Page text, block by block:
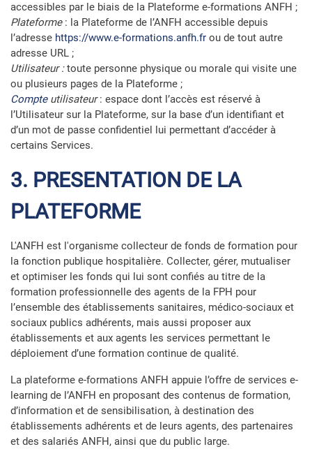
accessibles par le biais de la Plateforme e-formations ANFH ;
Plateforme : la Plateforme de l’ANFH accessible depuis
l’adresse https://www.e-formations.anfh.fr ou de tout autre
adresse URL ;
Utilisateur :toute personne physique ou morale qui visite une
ou plusieurs pages de la Plateforme ;
Compteutilisateur: espace dont l’accès est réservé à
l’Utilisateur sur la Plateforme, sur la base d’un identifiant et
d’un mot de passe confidentiel lui permettant d’accéder à
certains Services.
3. PRESENTATION DE LA
PLATEFORME
L'ANFH est l'organisme collecteur de fonds de formation pour
la fonction publique hospitalière. Collecter, gérer, mutualiser
et optimiser les fonds qui lui sont confiés au titre de la
formation professionnelle des agents de la FPH pour
l’ensemble des établissements sanitaires, médico-sociaux et
sociaux publics adhérents, mais aussi proposer aux
établissements et aux agents les services permettant le
déploiement d’une formation continue de qualité.
La plateforme e-formations ANFH appuie l’offre de services e-
learning de l’ANFH en proposant des contenus de formation,
d’information et de sensibilisation, à destination des
établissements adhérents et de leurs agents, des partenaires
et des salariés ANFH, ainsi que du public large.